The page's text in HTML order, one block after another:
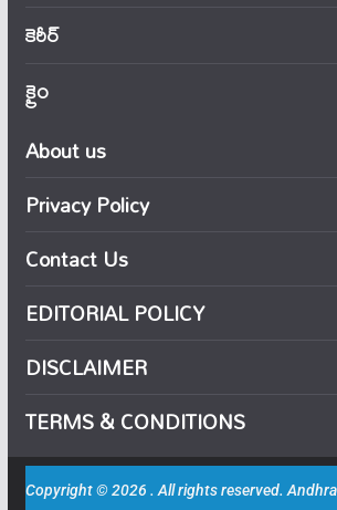
కెరీర్
క్రైం
About us
Privacy Policy
Contact Us
EDITORIAL POLICY
DISCLAIMER
TERMS & CONDITIONS
Copyright © 2026 . All rights reserved.